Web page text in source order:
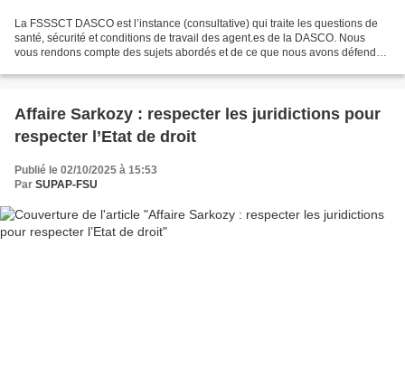
La FSSSCT DASCO est l’instance (consultative) qui traite les questions de
santé, sécurité et conditions de travail des agent.es de la DASCO. Nous
vous rendons compte des sujets abordés et de ce que nous avons défendu
Affaire Sarkozy : respecter les juridictions pour
respecter l’Etat de droit
Publié le 02/10/2025 à 15:53
Par SUPAP-FSU